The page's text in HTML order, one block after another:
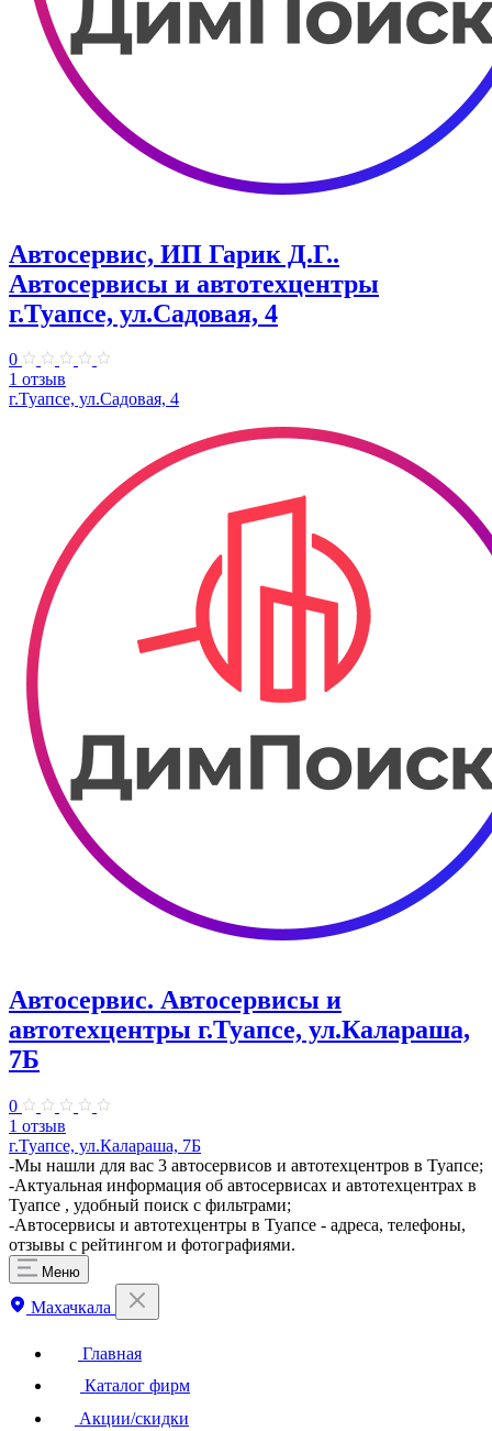
Автосервис, ИП Гарик Д.Г..
Автосервисы и автотехцентры
г.Туапсе, ул.Садовая, 4
0
1 отзыв
г.Туапсе, ул.Садовая, 4
Автосервис. Автосервисы и
автотехцентры г.Туапсе, ул.Калараша,
7Б
0
1 отзыв
г.Туапсе, ул.Калараша, 7Б
-Мы нашли для вас 3 автосервисов и автотехцентров в Туапсе;
-Актуальная информация об автосервисах и автотехцентрах в
Туапсе , удобный поиск с фильтрами;
-Автосервисы и автотехцентры в Туапсе - адреса, телефоны,
отзывы с рейтингом и фотографиями.
Меню
Махачкала
Главная
Каталог фирм
Акции/скидки